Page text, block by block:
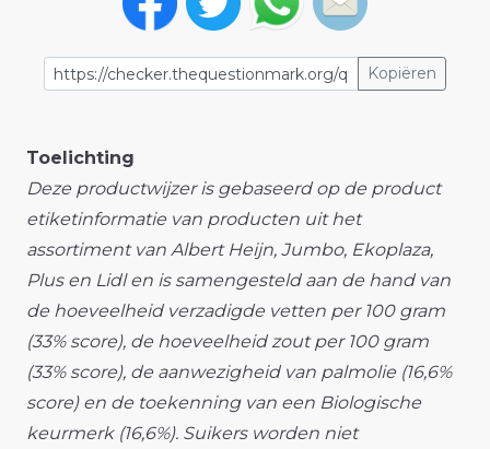
Kopiëren
Toelichting
Deze productwijzer is gebaseerd op de product
etiketinformatie van producten uit het
assortiment van Albert Heijn, Jumbo, Ekoplaza,
Plus en Lidl en is samengesteld aan de hand van
de hoeveelheid verzadigde vetten per 100 gram
(33% score), de hoeveelheid zout per 100 gram
(33% score), de aanwezigheid van palmolie (16,6%
score) en de toekenning van een Biologische
keurmerk (16,6%). Suikers worden niet